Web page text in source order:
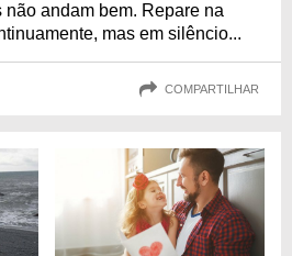
andam bem. Repare na
mas em silêncio...
COMPARTILHAR